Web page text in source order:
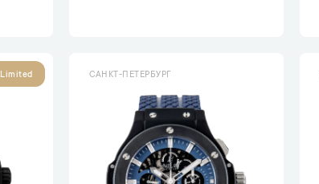
Limited САНКТ-ПЕТЕРБУРГ